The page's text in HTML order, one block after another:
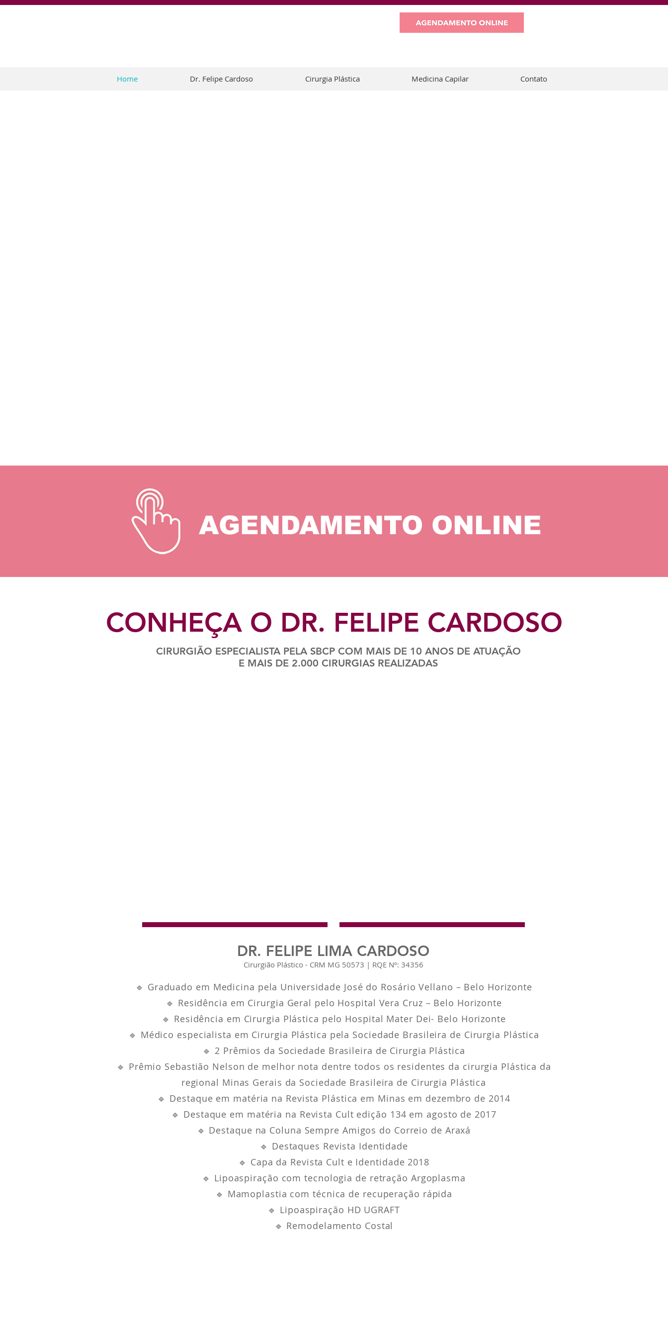
Home Dr. Felipe Cardoso Cirurgia Plástica Medicina Capilar Contato
AGENDAMENTO ONLINE
CONHEÇA O DR. FELIPE CARDOSO
CIRURGIÃO ESPECIALISTA PELA SBCP COM MAIS DE 10 ANOS DE ATUAÇÃO
E MAIS DE 2.000 CIRURGIAS REALIZADAS
DR. FELIPE LIMA CARDOSO
Cirurgião Plástico - CRM MG 50573 | RQE Nº: 34356
🔹 Graduado em Medicina pela Universidade José do Rosário Vellano – Belo Horizonte
🔹 Residência em Cirurgia Geral pelo Hospital Vera Cruz – Belo Horizonte
🔹 Residência em Cirurgia Plástica pelo Hospital Mater Dei- Belo Horizonte
🔹 Médico especialista em Cirurgia Plástica pela Sociedade Brasileira de Cirurgia Plástica
🔹 2 Prêmios da Sociedade Brasileira de Cirurgia Plástica
🔹 Prêmio Sebastião Nelson de melhor nota dentre todos os residentes da cirurgia Plástica da
regional Minas Gerais da Sociedade Brasileira de Cirurgia Plástica
🔹 Destaque em matéria na Revista Plástica em Minas em dezembro de 2014
🔹 Destaque em matéria na Revista Cult edição 134 em agosto de 2017
🔹 Destaque na Coluna Sempre Amigos do Correio de Araxá
🔹 Destaques Revista Identidade
🔹 Capa da Revista Cult e Identidade 2018
🔹 Lipoaspiração com tecnologia de retração Argoplasma
🔹 Mamoplastia com técnica de recuperação rápida
🔹 Lipoaspiração HD UGRAFT
🔹 Remodelamento Costal